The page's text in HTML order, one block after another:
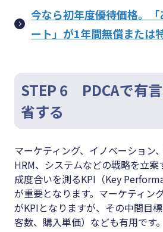
今なら初年度優待価格。
ート」が1年間無償または
STEP 6 PDCAで有
省する
マーケティング、イノベーション
HRM、システムなどの戦略を立
成度合いを測るKPI（Key
が重要となります。マーケティン
がKPIとなりますが、その中間目
客数、購入単価）なども有用です。